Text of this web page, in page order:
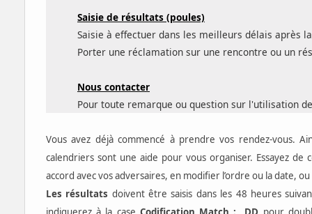
Saisie de résultats (poules)
Saisie à effectuer dans les meilleurs délais après
Porter une réclamation sur une rencontre ou un
Nous contacter
Pour toute remarque ou question sur l'utilisation
Vous avez déjà commencé à prendre vos rendez-vous.
calendriers sont une aide pour vous organiser. Essayez de
accord avec vos adversaires, en modifier l’ordre ou la date,
Les résultats doivent être saisis dans les 48 heures